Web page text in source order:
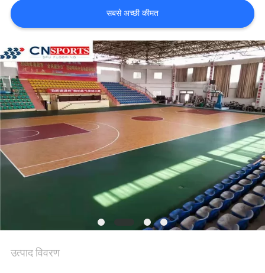
का
अनुरोध
करें
साइटमैप
PRIVACY
POLICY
सबसे अच्छी कीमत
उत्पाद विवरण